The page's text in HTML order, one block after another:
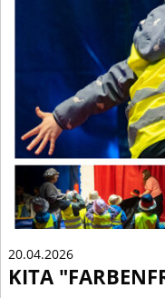
20.04.2026
KITA